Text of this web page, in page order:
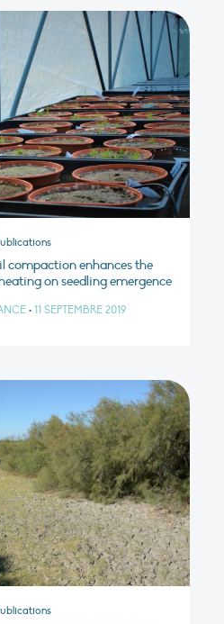
compaction enhances the
on seedling emergence
• 11 SEPTEMBRE 2019